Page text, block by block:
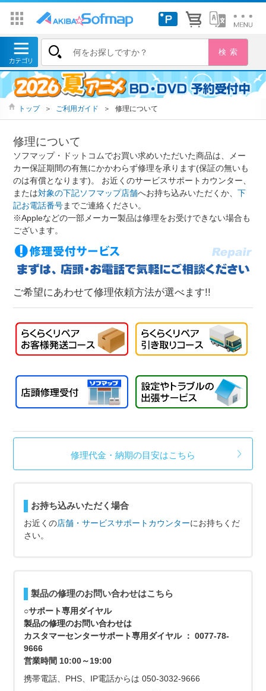
トップ ＞ ご利用ガイド ＞ 修理について
修理について
ソフマップ・ドットコムでお買い求めいただいた商品は、メー
カー保証期間の有無にかかわらず修理を承ります(保証の無いも
のは有償となります)。 お近くのサービスサポートカウンター、
または対象の下記ソフマップ店舗へお持ち込みいただくか、下
記お電話番号までご連絡ください。
※Appleなどの一部メーカー製品は修理をお受けできない場合も
ございます。
ご希望にあわせて修理依頼方法が選べます!!
修理代金・納期の目安はこちら
お持ち込みいただく場合
お近くの店舗・サービスサポートカウンターにお持ちくだ
さい。
製品の修理のお問い合わせはこちら
○サポート専用ダイヤル
製品の修理のお問い合わせは
カスタマーセンターサポート専用ダイヤル ： 0077-78-
9666
営業時間 10:00～19:00
携帯電話、PHS、IP電話からは 050-3032-9666